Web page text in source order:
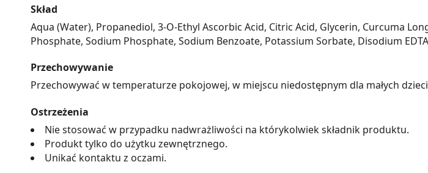
Skład
Aqua (Water), Propanediol, 3-O-Ethyl Ascorbic Acid, Citric Acid, Glycerin, Curcuma
Phosphate, Sodium Phosphate, Sodium Benzoate, Potassium Sorbate, Disodium
Przechowywanie
Przechowywać w temperaturze pokojowej, w miejscu niedostępnym dla małych
Ostrzeżenia
Nie stosować w przypadku nadwrażliwości na którykolwiek składnik produktu.
Produkt tylko do użytku zewnętrznego.
Unikać kontaktu z oczami.